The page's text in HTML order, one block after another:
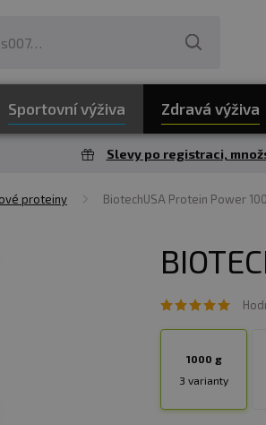
Sportovní výživa Zdravá výživa
Slevy po registraci,
proteiny BiotechUSA Protein Power
1000 g
3 varianty